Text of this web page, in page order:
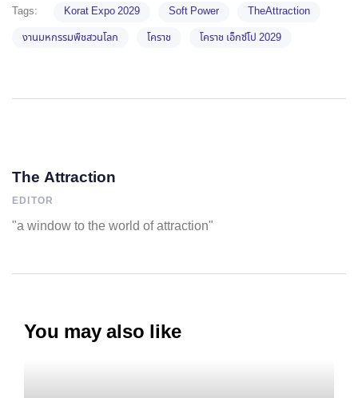
Tags: Korat Expo 2029 Soft Power
TheAttraction
งานมหกรรมพืชสวนโลก
โคราช โคราช เอ็กซ์โป 2029
The Attraction
EDITOR
"a window to the world of attraction"
You may also like